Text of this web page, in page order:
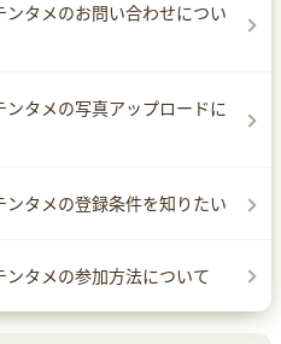
タメのお問い合わせについ
タメの写真アップロードに
タメの登録条件を知りたい
タメの参加方法について